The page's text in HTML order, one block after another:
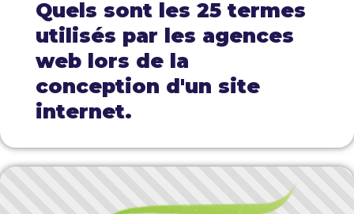
Quels sont les 25 termes
utilisés par les agences
web lors de la
conception d'un site
internet.